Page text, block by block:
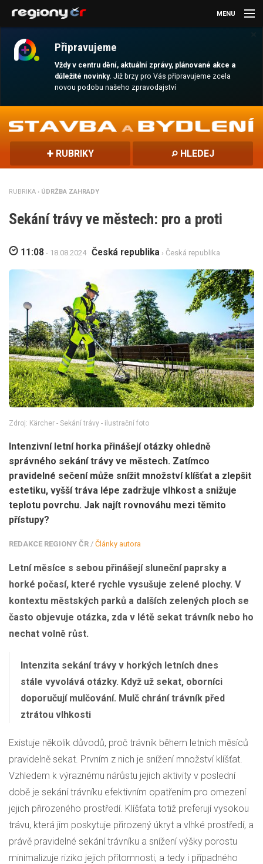
Připravujeme
Vždy v centru dění, aktuální zprávy, plánované akce a
důležité novinky.Již brzy pro Vás připravujeme zcela
novou podobu našeho zpravodajství
MENU
AKTUALITY
MAGAZÍN
DALŠÍ
REGION
RUBRIKY HLEDEJ
RUBRIKA › ÚDRŽBA ZAHRADY
Sekání trávy ve městech: pro a proti
11:08 - 18.08.2024 Česká republika › Česká republika
Zdroj: Kärcher - Sekání trávy - ilustrační foto
Intenzivní letní horka přinášejí otázky ohledně
správného sekání trávy ve městech. Zatímco
pravidelné sečení může snížit množství klíšťat a zlepšit
estetiku, vyšší tráva lépe zadržuje vlhkost a snižuje
teplotu povrchu. Jak najít rovnováhu mezi těmito
přístupy?
REDAKCE REGIONY ČR / Články autora
Letní měsíce s sebou přinášejí sluneční paprsky a
horké počasí, které rychle vysušuje zelené plochy. V
kontextu městských parků a dalších zelených ploch se
často objevuje otázka, zda v létě sekat trávník nebo ho
nechat volně růst.
Intenzita sekání trávy v horkých letních dnes
stále vyvolává otázky. Když už sekat, oborníci
doporučují mulčování. Mulč chrání trávník před
ztrátou vlhkosti
Existuje několik důvodů, proč trávník během letních měsíců
pravidelně sekat. Prvním z nich je snížení množství klíšťat.
Vzhledem k výraznému nárůstu jejich aktivity v poslední
době je sekání trávníku efektivním opatřením pro omezení
jejich přirozeného prostředí. Klíšťata totiž preferují vysokou
trávu, která jim poskytuje přirozený úkryt a vlhké prostředí, a
právě pravidelné sekání trávníku a snížení výšky porostu
minimalizuje riziko jejich přítomnosti, a tedy i případného